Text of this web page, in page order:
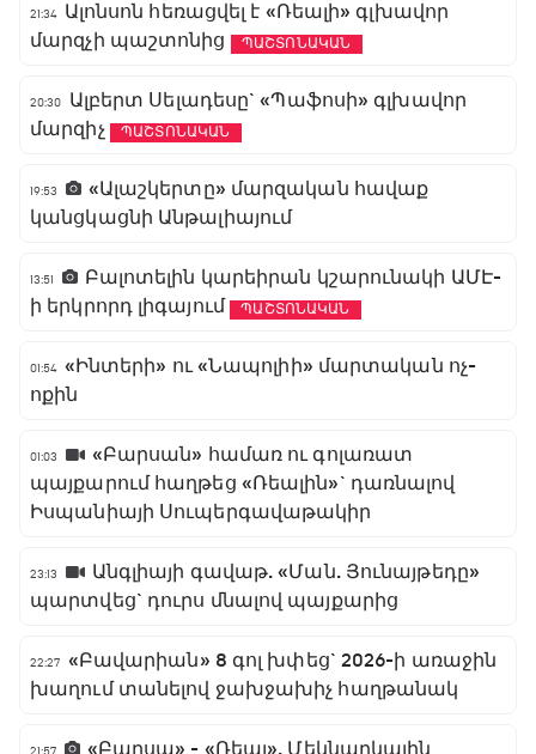
21:34 Ալոնսոն հեռացվել է «Ռեալի» գլխավոր
մարզչի պաշտոնից
ՊԱՇՏՈՆԱԿԱՆ
20:30
Ալբերտ Սելադեսը` «Պաֆոսի» գլխավոր
մարզիչ
ՊԱՇՏՈՆԱԿԱՆ
19:53
«Ալաշկերտը» մարզական հավաք
կանցկացնի Անթալիայում
13:51
Բալոտելին կարեիրան կշարունակի ԱՄԷ-
ի երկրորդ լիգայում
ՊԱՇՏՈՆԱԿԱՆ
01:54 «Ինտերի» ու «Նապոլիի» մարտական ոչ-
ոքին
01:03
«Բարսան» համառ ու գոլառատ
պայքարում հաղթեց «Ռեալին»` դառնալով
Իսպանիայի Սուպերգավաթակիր
23:13
Անգլիայի գավաթ. «Ման. Յունայթեդը»
պարտվեց` դուրս մնալով պայքարից
22:27 «Բավարիան» 8 գոլ խփեց` 2026-ի առաջին
խաղում տանելով ջախջախիչ հաղթանակ
«Բարսա» - «Ռեալ». Մեկնարկային